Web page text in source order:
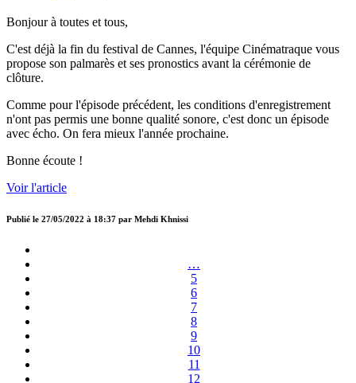
Bonjour à toutes et tous,
C'est déjà la fin du festival de Cannes, l'équipe Cinématraque vous
propose son palmarès et ses pronostics avant la cérémonie de
clôture.
Comme pour l'épisode précédent, les conditions d'enregistrement
n'ont pas permis une bonne qualité sonore, c'est donc un épisode
avec écho. On fera mieux l'année prochaine.
Bonne écoute !
Voir l'article
Publié le 27/05/2022 à 18:37 par Mehdi Khnissi
…
5
6
7
8
9
10
11
12